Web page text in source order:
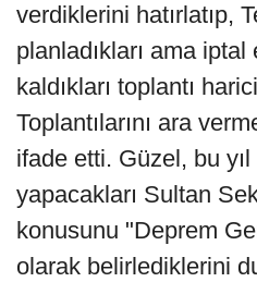
verdiklerini hatırlatıp,
planladıkları ama
kaldıkları toplantı
Toplantılarını ara
ifade etti. Güzel, bu
yapacakları Sultan
konusunu "Deprem
olarak belirlediklerini